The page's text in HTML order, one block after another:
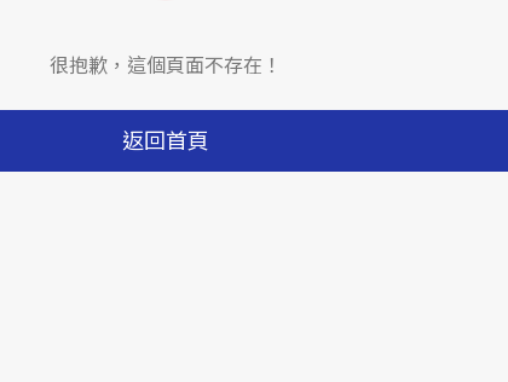
很抱歉，這個頁面不存在！
返回首頁